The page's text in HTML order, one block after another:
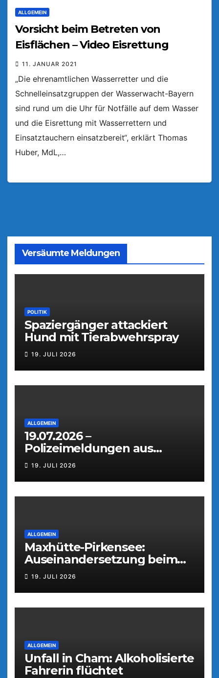
ALLGEMEIN
Vorsicht beim Betreten von
Eisflächen – Video Eisrettung
11. JANUAR 2021
„Die ehrenamtlichen Wasserretter und die
Schnelleinsatzgruppen der Wasserwacht-Bayern
sind rund um die Uhr für Notfälle auf dem Wasser
und die Eisrettung mit Wasserrettern und
Einsatztauchern einsatzbereit“, erklärt Thomas
Huber, MdL,…
Versäumte Meldungen
POLITIK
Spaziergänger attackiert
Hund mit Tierabwehrspray
19. JULI 2026
ALLGEMEIN
19.07.2026 –
Polizeimeldungen aus
Weiden
19. JULI 2026
ALLGEMEIN
Maxhütte-Pirkensee:
Auseinandersetzung beim
Parkfest
19. JULI 2026
ALLGEMEIN
Unfall in Cham: Alkoholisierte
Fahrerin flüchtet